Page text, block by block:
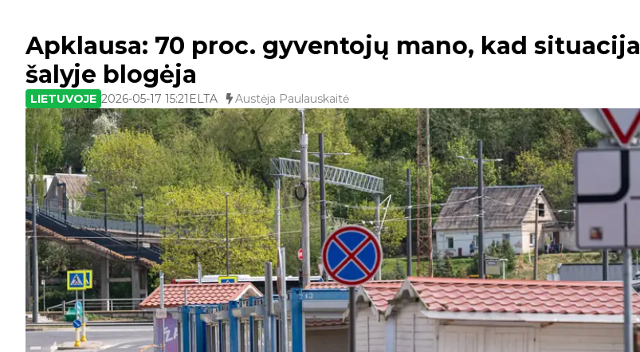
Apklausa: 70 proc. gyventojų mano, kad situacija
šalyje blogėja
LIETUVOJE 2026-05-17 15:21 ELTA Austėja Paulauskaitė